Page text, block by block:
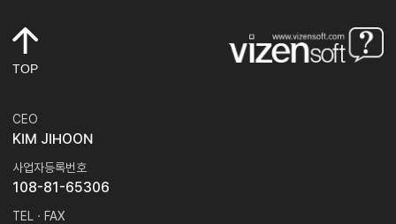
TOP
CEO
KIM JIHOON
사업자등록번호
108-81-65306
TEL · FAX